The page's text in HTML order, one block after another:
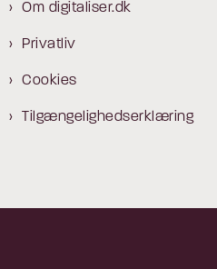
Om digitaliser.dk
Privatliv
Cookies
Tilgængelighedserklæring